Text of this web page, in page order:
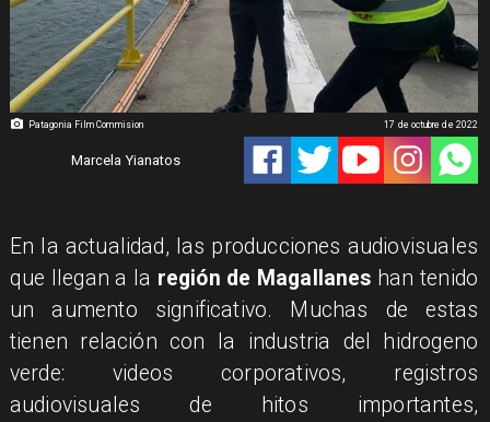
Patagonia Film Commision
Marcela Yianatos
17 de octubre de 2022
En la actualidad, las producciones audiovisuales
que llegan a la región de Magallanes han tenido
un aumento significativo. Muchas de estas
tienen relación con la industria del hidrogeno
verde: videos corporativos, registros
audiovisuales de hitos importantes,